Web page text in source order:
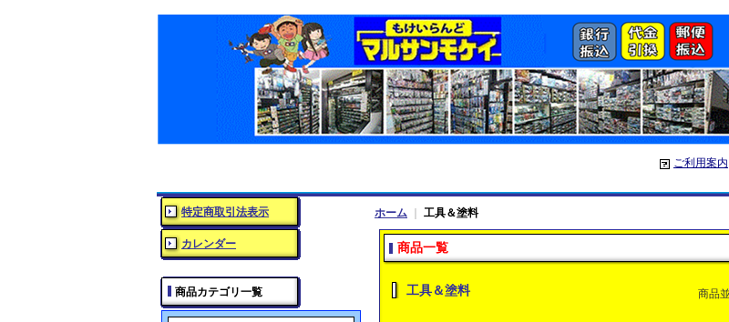
ご利用案内
特定商取引法表示
カレンダー
商品カテゴリ一覧
ホーム 工具＆塗料
商品一覧
工具＆塗料 商品